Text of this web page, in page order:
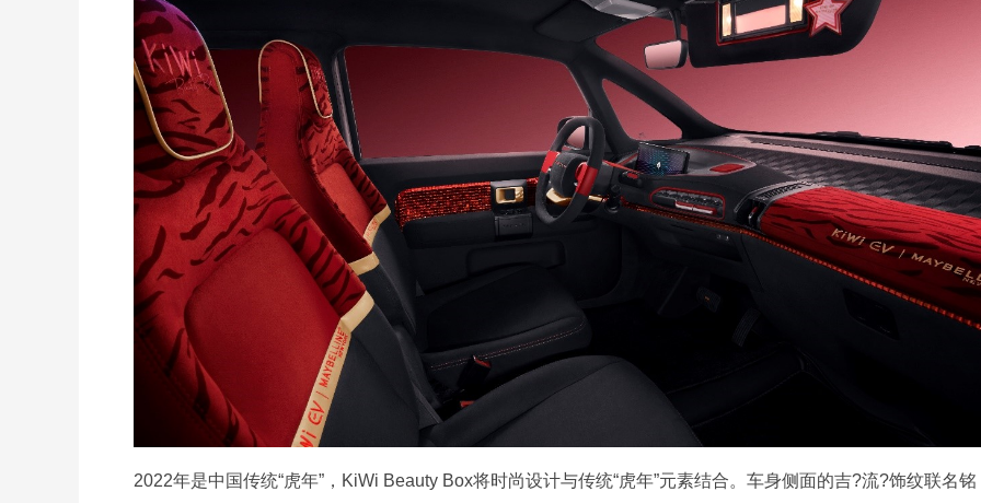
2022年是中国传统“虎年”，KiWi Beauty Box将时尚设计与传统“虎年”元素结合。车身侧面的吉?流?饰纹联名铭